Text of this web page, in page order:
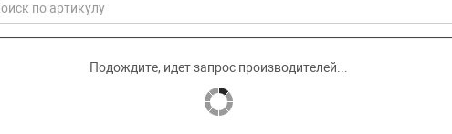
Подождите, идет запрос производителей...